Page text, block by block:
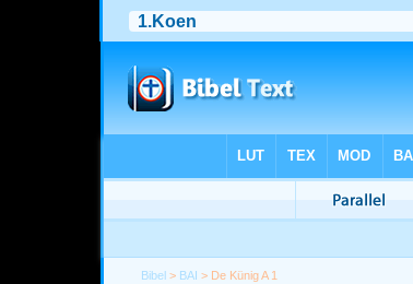
Bibel > BAI > De Künig A 1